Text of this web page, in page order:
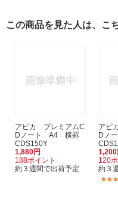
この商品を見た人は、こ
アピカ プレミアムC
Dノート A4 横罫
CDS150Y
1,880円
188ポイント
約３週間で出荷予定
アピ
Dノ
1,200
120
約３